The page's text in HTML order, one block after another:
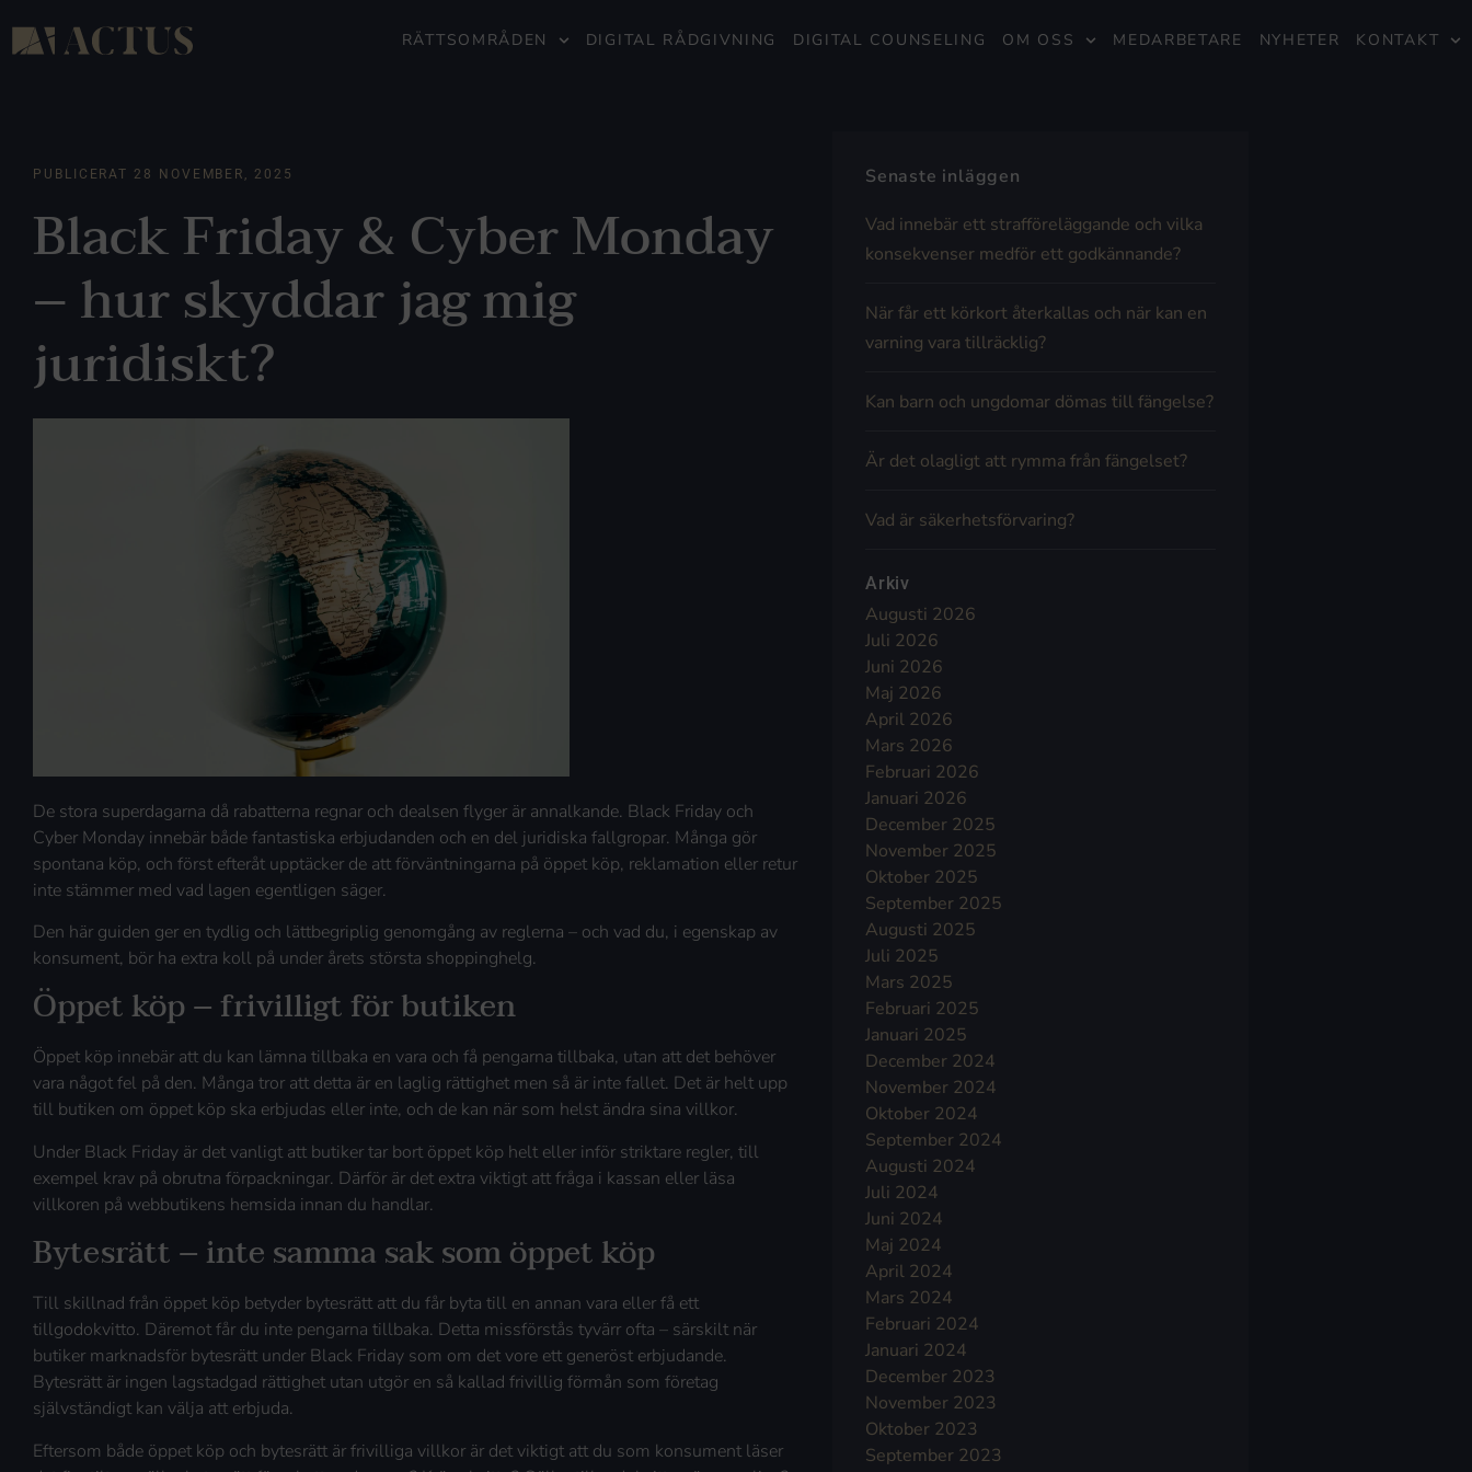
RÄTTSOMRÅDEN DIGITAL RÅDGIVNING DIGITAL COUNSELING OM OSS MEDARBETARE NYHETER KONTAKT
PUBLICERAT 28 NOVEMBER, 2025
Black Friday & Cyber Monday
– hur skyddar jag mig
juridiskt?
De stora superdagarna då rabatterna regnar och dealsen flyger är annalkande. Black Friday och
Cyber Monday innebär både fantastiska erbjudanden och en del juridiska fallgropar. Många gör
spontana köp, och först efteråt upptäcker de att förväntningarna på öppet köp, reklamation eller retur
inte stämmer med vad lagen egentligen säger.
Den här guiden ger en tydlig och lättbegriplig genomgång av reglerna – och vad du, i egenskap av
konsument, bör ha extra koll på under årets största shoppinghelg.
Öppet köp – frivilligt för butiken
Öppet köp innebär att du kan lämna tillbaka en vara och få pengarna tillbaka, utan att det behöver
vara något fel på den. Många tror att detta är en laglig rättighet men så är inte fallet. Det är helt upp
till butiken om öppet köp ska erbjudas eller inte, och de kan när som helst ändra sina villkor.
Under Black Friday är det vanligt att butiker tar bort öppet köp helt eller inför striktare regler, till
exempel krav på obrutna förpackningar. Därför är det extra viktigt att fråga i kassan eller läsa
villkoren på webbutikens hemsida innan du handlar.
Bytesrätt – inte samma sak som öppet köp
Till skillnad från öppet köp betyder bytesrätt att du får byta till en annan vara eller få ett
tillgodokvitto. Däremot får du inte pengarna tillbaka. Detta missförstås tyvärr ofta – särskilt när
butiker marknadsför bytesrätt under Black Friday som om det vore ett generöst erbjudande.
Bytesrätt är ingen lagstadgad rättighet utan utgör en så kallad frivillig förmån som företag
självständigt kan välja att erbjuda.
Eftersom både öppet köp och bytesrätt är frivilliga villkor är det viktigt att du som konsument läser
Senaste inläggen
Vad innebär ett strafföreläggande och vilka
konsekvenser medför ett godkännande?
När får ett körkort återkallas och när kan en
varning vara tillräcklig?
Kan barn och ungdomar dömas till fängelse?
Är det olagligt att rymma från fängelset?
Vad är säkerhetsförvaring?
Arkiv
Augusti 2026
Juli 2026
Juni 2026
Maj 2026
April 2026
Mars 2026
Februari 2026
Januari 2026
December 2025
November 2025
Oktober 2025
September 2025
Augusti 2025
Juli 2025
Mars 2025
Februari 2025
Januari 2025
December 2024
November 2024
Oktober 2024
September 2024
Augusti 2024
Juli 2024
Juni 2024
Maj 2024
April 2024
Mars 2024
Februari 2024
Januari 2024
December 2023
November 2023
Oktober 2023
September 2023